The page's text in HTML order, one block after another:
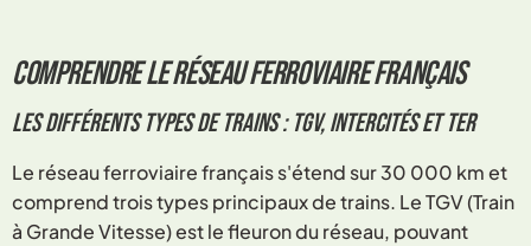
Comprendre le réseau ferroviaire français
Les différents types de trains : TGV, Intercités et TER
Le réseau ferroviaire français s'étend sur 30 000 km et
comprend trois types principaux de trains. Le TGV (Train
à Grande Vitesse) est le fleuron du réseau, pouvant